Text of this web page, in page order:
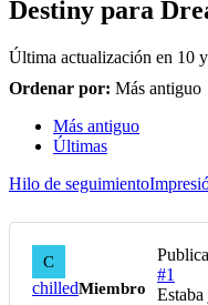
Destiny para
Última actualización en 10 y
Ordenar por: Más antiguo
Más antiguo
Últimas
Hilo de seguimiento
C
chilledMiembro
#1